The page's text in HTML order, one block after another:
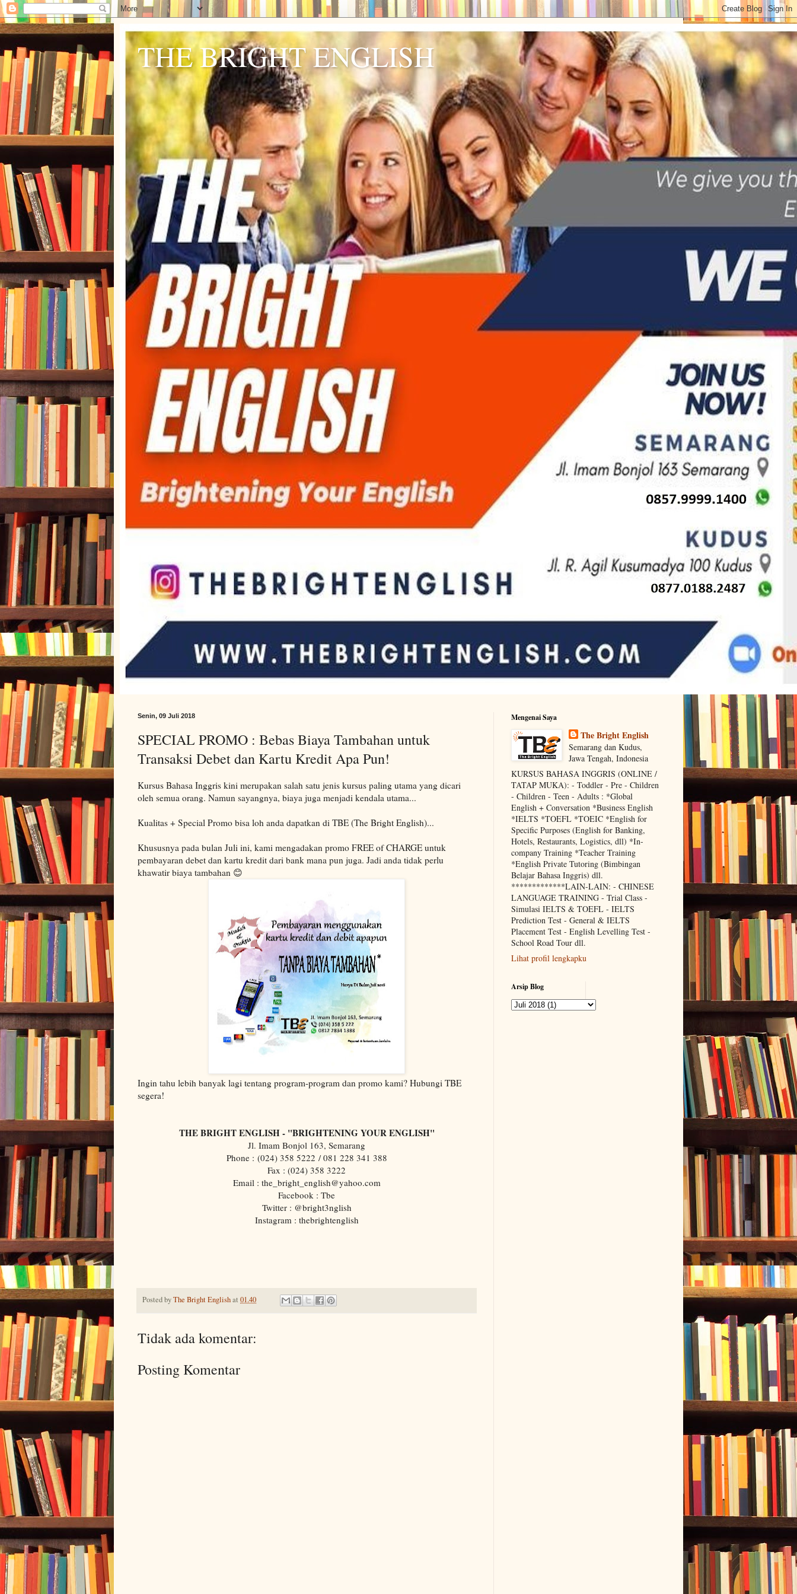
THE BRIGHT ENGLISH
Senin, 09 Juli 2018
SPECIAL PROMO : Bebas Biaya Tambahan untuk
Transaksi Debet dan Kartu Kredit Apa Pun!
Kursus Bahasa Inggris kini merupakan salah satu jenis kursus paling utama yang dicari
oleh semua orang. Namun sayangnya, biaya juga menjadi kendala utama...
Kualitas + Special Promo bisa loh anda dapatkan di TBE (The Bright English)...
Khususnya pada bulan Juli ini, kami mengadakan promo FREE of CHARGE untuk
pembayaran debet dan kartu kredit dari bank mana pun juga. Jadi anda tidak perlu
khawatir biaya tambahan 😊
Ingin tahu lebih banyak lagi tentang program-program dan promo kami? Hubungi TBE
segera!
THE BRIGHT ENGLISH - "BRIGHTENING YOUR ENGLISH"
Jl. Imam Bonjol 163, Semarang
Phone : (024) 358 5222 / 081 228 341 388
Fax : (024) 358 3222
Email : the_bright_english@yahoo.com
Facebook : Tbe
Twitter : @bright3nglish
Instagram : thebrightenglish
Posted byThe Bright Englishat 01.40
Tidak ada komentar:
Posting Komentar
Mengenai Saya
The Bright English
Semarang dan Kudus,
Jawa Tengah, Indonesia
KURSUS BAHASA INGGRIS (ONLINE /
TATAP MUKA): - Toddler - Pre - Children
- Children - Teen - Adults : *Global
English + Conversation *Business English
*IELTS *TOEFL *TOEIC *English for
Specific Purposes (English for Banking,
Hotels, Restaurants, Logistics, dll) *In-
company Training *Teacher Training
*English Private Tutoring (Bimbingan
Belajar Bahasa Inggris) dll.
*************LAIN-LAIN: - CHINESE
LANGUAGE TRAINING - Trial Class -
Simulasi IELTS & TOEFL - IELTS
Prediction Test - General & IELTS
Placement Test - English Levelling Test -
School Road Tour dll.
Lihat profil lengkapku
Arsip Blog